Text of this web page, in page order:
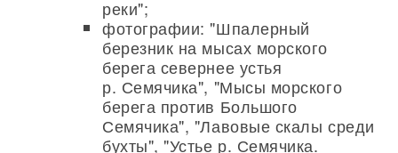
реки";
фотографии: "Шпалерный
березник на мысах морского
берега севернее устья
р. Семячика", "Мысы морского
берега против Большого
Семячика", "Лавовые скалы среди
бухты", "Устье р. Семячика.